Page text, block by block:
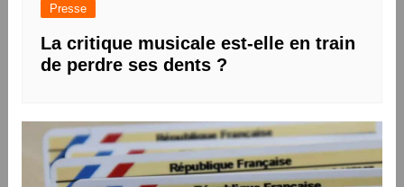
Presse
La critique musicale est-elle en train
de perdre ses dents ?